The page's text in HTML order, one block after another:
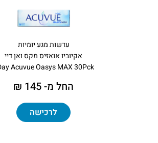
עדשות מגע יומיות
אקיוביו אואזיס מקס ואן דיי
Acuvue Oasys MAX 30Pck
החל מ- 145 ₪
לרכישה